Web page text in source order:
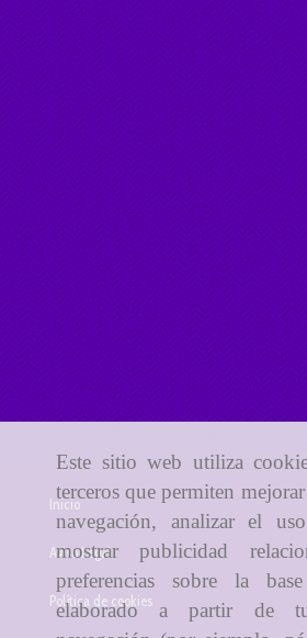
Este sitio web utiliza
terceros que permiten
navegación, analizar el
mostrar publicidad
preferencias sobre la
elaborado a partir de
Inicio
Aviso Legal
Política de cookies